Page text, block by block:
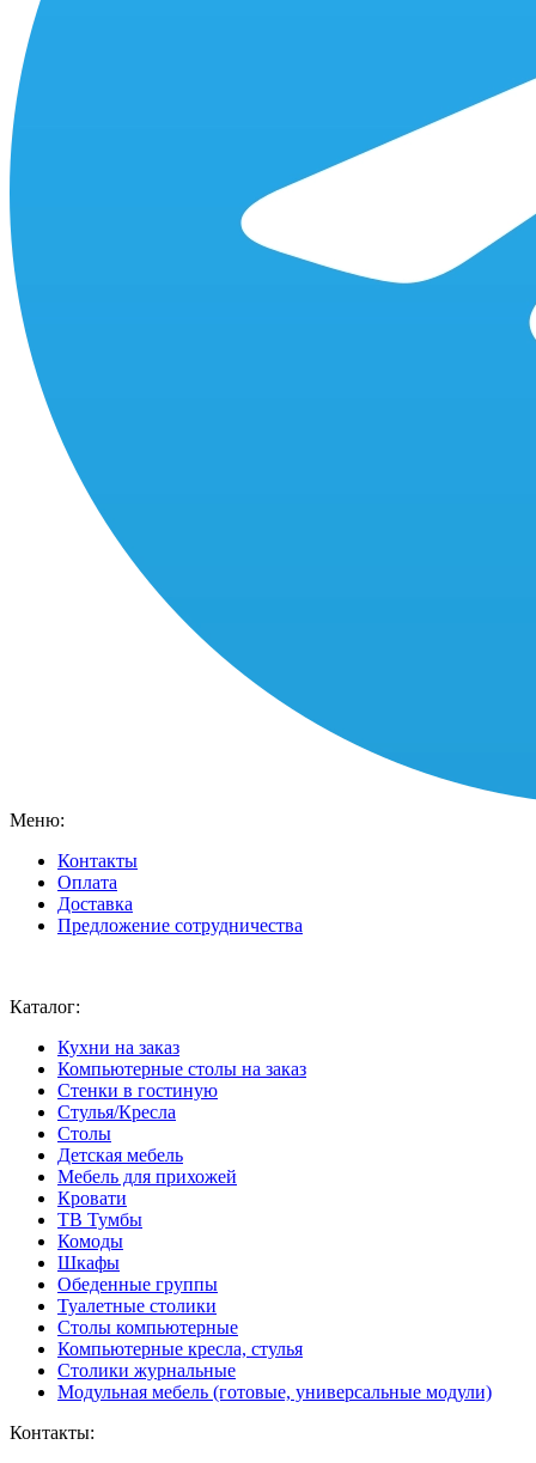
Меню:
Контакты
Оплата
Доставка
Предложение сотрудничества
Каталог:
Кухни на заказ
Компьютерные столы на заказ
Стенки в гостиную
Стулья/Кресла
Столы
Детская мебель
Мебель для прихожей
Кровати
ТВ Тумбы
Комоды
Шкафы
Обеденные группы
Туалетные столики
Столы компьютерные
Компьютерные кресла, стулья
Столики журнальные
Модульная мебель (готовые, универсальные модули)
Контакты: